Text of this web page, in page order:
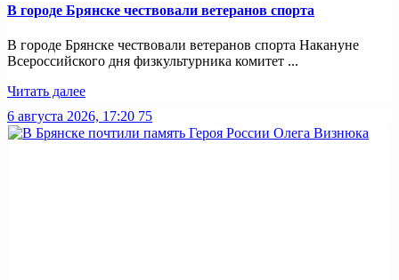
В городе Брянске чествовали ветеранов спорта
В городе Брянске чествовали ветеранов спорта Накануне
Всероссийского дня физкультурника комитет ...
Читать далее
6 августа 2026, 17:20 75